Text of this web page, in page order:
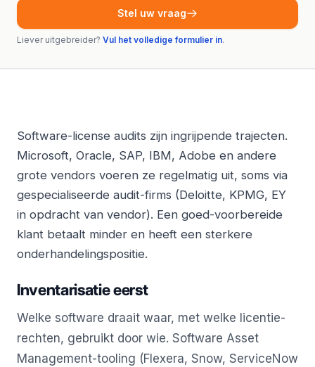
Stel uw vraag
Liever uitgebreider? Vul het volledige formulier in.
Software-license audits zijn ingrijpende trajecten.
Microsoft, Oracle, SAP, IBM, Adobe en andere
grote vendors voeren ze regelmatig uit, soms via
gespecialiseerde audit-firms (Deloitte, KPMG, EY
in opdracht van vendor). Een goed-voorbereide
klant betaalt minder en heeft een sterkere
onderhandelingspositie.
Inventarisatie eerst
Welke software draait waar, met welke licentie-
rechten, gebruikt door wie. Software Asset
Management-tooling (Flexera, Snow, ServiceNow